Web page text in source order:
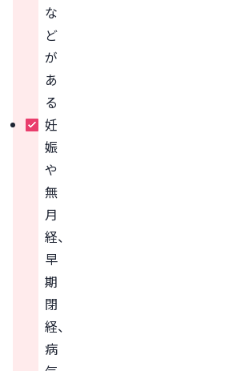
な
ど
が
あ
る
妊
娠
や
無
月
経、
早
期
閉
経、
病